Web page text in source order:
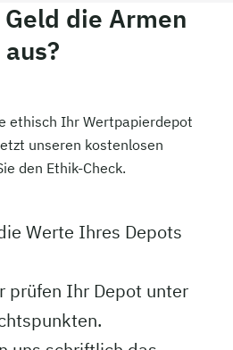
die Armen
aus?
ethisch Ihr Wertpapierdepot
unseren kostenlosen
den Ethik-Check.
Werte Ihres Depots
prüfen Ihr Depot unter